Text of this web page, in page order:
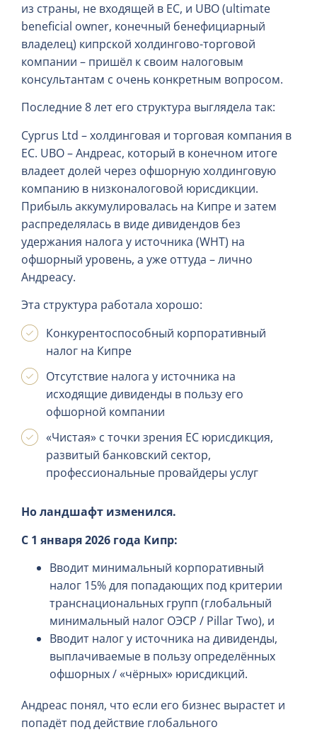
из страны, не входящей в ЕС, и UBO (ultimate
beneficial owner, конечный бенефициарный
владелец) кипрской холдингово-торговой
компании – пришёл к своим налоговым
консультантам с очень конкретным вопросом.
Последние 8 лет его структура выглядела так:
Cyprus Ltd – холдинговая и торговая компания в
ЕС. UBO – Андреас, который в конечном итоге
владеет долей через офшорную холдинговую
компанию в низконалоговой юрисдикции.
Прибыль аккумулировалась на Кипре и затем
распределялась в виде дивидендов без
удержания налога у источника (WHT) на
офшорный уровень, а уже оттуда – лично
Андреасу.
Эта структура работала хорошо:
Конкурентоспособный корпоративный
налог на Кипре
Отсутствие налога у источника на
исходящие дивиденды в пользу его
офшорной компании
«Чистая» с точки зрения ЕС юрисдикция,
развитый банковский сектор,
профессиональные провайдеры услуг
Но ландшафт изменился.
С 1 января 2026 года Кипр:
Вводит минимальный корпоративный
налог 15% для попадающих под критерии
транснациональных групп (глобальный
минимальный налог ОЭСР / Pillar Two), и
Вводит налог у источника на дивиденды,
выплачиваемые в пользу определённых
офшорных / «чёрных» юрисдикций.
Андреас понял, что если его бизнес вырастет и
попадёт под действие глобального